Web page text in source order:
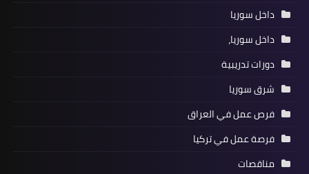
داخل سوريا
داخل سوريا،
دورات تدريبية
شرق سوريا
فرص عمل في العراق
فرصة عمل في تركيا
مناقصات